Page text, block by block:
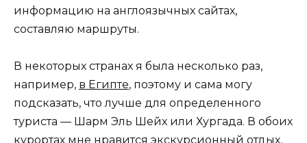
информацию на англоязычных сайтах,
составляю маршруты.
В некоторых странах я была несколько раз,
например, в Египте, поэтому и сама могу
подсказать, что лучше для определенного
туриста — Шарм Эль Шейх или Хургада. В обоих
курортах мне нравится экскурсионный отдых,